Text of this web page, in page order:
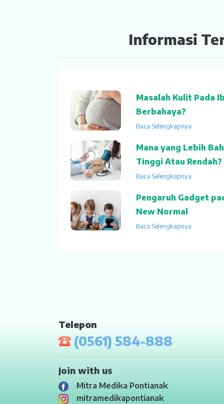
Informasi
Masalah Kulit Pada
Berbahaya?
Baca Selengkapnya
Mana yang Lebih
Tinggi Atau Rendah?
Baca Selengkapnya
Pengaruh Gadget
New Normal
Baca Selengkapnya
Telepon
(0561) 584-888
Join with us
Mitra Medika Pontianak
mitramedikapontianak